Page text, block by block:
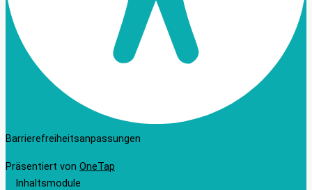
Barrierefreiheitsanpassungen
Präsentiert von OneTap
Inhaltsmodule